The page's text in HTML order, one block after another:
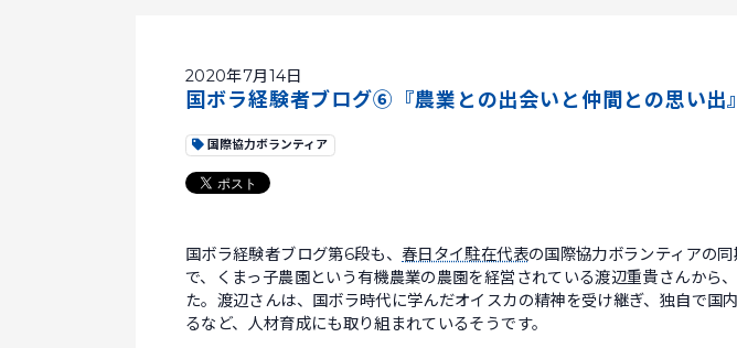
2020年7月14日
国ボラ経験者ブログ⑥『農業との出会いと仲間との思い出』
国際協力ボランティア
国ボラ経験者ブログ第6段も、 春日タイ駐在代表の国際協力ボランティアの
で、くまっ子農園という有機農業の農園を経営されている渡辺重貴さんから
た。渡辺さんは、国ボラ時代に学んだオイスカの精神を受け継ぎ、独自で国
るなど、人材育成にも取り組まれているそうです。